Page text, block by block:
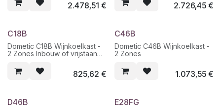
2.478,51 € 2.726,45€
C18B
Dometic C18B Wijnkoelkast -
2 Zones Inbouw of vrijstaand
825,62 €
C46B
Dometic C46B Wijnkoelkast -
2 Zones
1.073,55€
D46B E28FG